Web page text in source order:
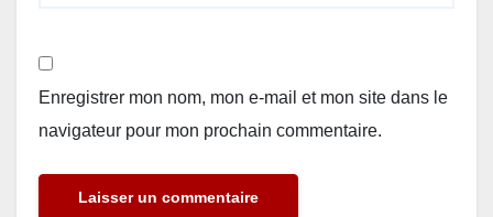
Enregistrer mon nom, mon e-mail et mon site dans le
navigateur pour mon prochain commentaire.